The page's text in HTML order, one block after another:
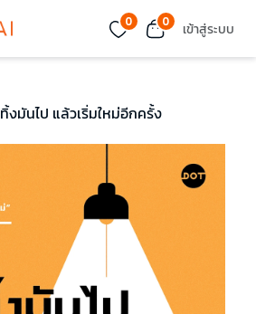
0 0 เข้าสู่ระบบ
ทิ้งมันไป แล้วเริ่มใหม่อีกครั้ง